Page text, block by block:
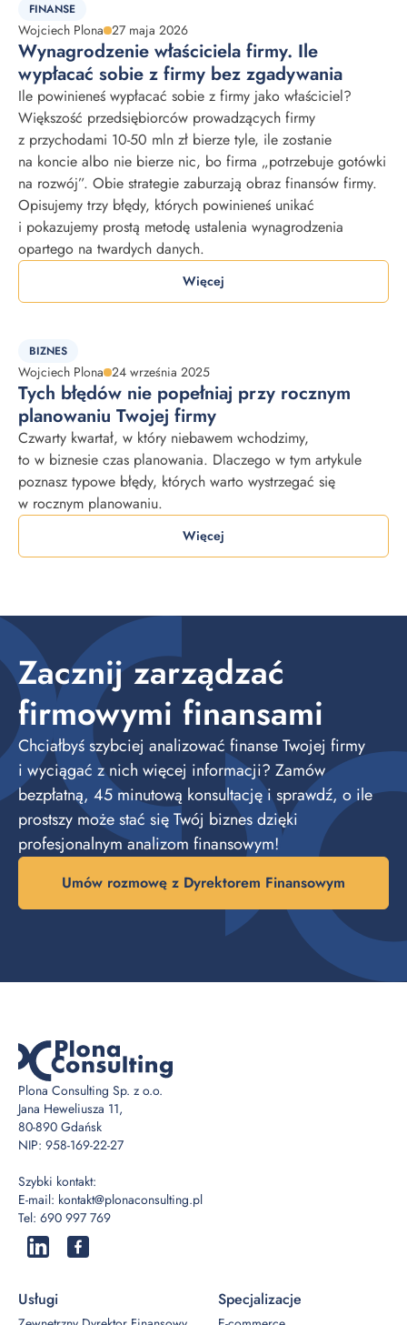
FINANSE
Wojciech Plona 27 maja 2026
Wynagrodzenie właściciela firmy. Ile
wypłacać sobie z firmy bez zgadywania
Ile powinieneś wypłacać sobie z firmy jako właściciel?
Większość przedsiębiorców prowadzących firmy
z przychodami 10-50 mln zł bierze tyle, ile zostanie
na koncie albo nie bierze nic, bo firma „potrzebuje gotówki
na rozwój”. Obie strategie zaburzają obraz finansów firmy.
Opisujemy trzy błędy, których powinieneś unikać
i pokazujemy prostą metodę ustalenia wynagrodzenia
opartego na twardych danych.
Więcej
BIZNES
Wojciech Plona 24 września 2025
Tych błędów nie popełniaj przy rocznym
planowaniu Twojej firmy
Czwarty kwartał, w który niebawem wchodzimy,
to w biznesie czas planowania. Dlaczego w tym artykule
poznasz typowe błędy, których warto wystrzegać się
w rocznym planowaniu.
Więcej
Zacznij zarządzać
firmowymi finansami
Chciałbyś szybciej analizować finanse Twojej firmy
i wyciągać z nich więcej informacji? Zamów
bezpłatną, 45 minutową konsultację i sprawdź, o ile
prostszy może stać się Twój biznes dzięki
profesjonalnym analizom finansowym!
Umów rozmowę z Dyrektorem Finansowym
Plona Consulting Sp. z o.o.
Jana Heweliusza 11,
80-890 Gdańsk
NIP: 958-169-22-27
Szybki kontakt:
E-mail: kontakt@plonaconsulting.pl
Tel: 690 997 769
Usługi Specjalizacje